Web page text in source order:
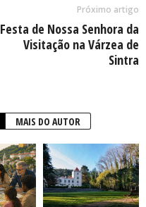
Próximo artigo
Festa de Nossa Senhora da
Visitação na Várzea de
Sintra
MAIS DO AUTOR